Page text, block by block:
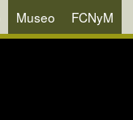
Museo FCNyM